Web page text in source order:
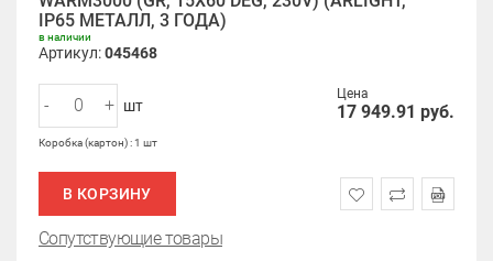
IP65 МЕТАЛЛ, 3 ГОДА)
в наличии
Артикул:045468
Цена
17 949.91 руб.
- + шт
Коробка (картон) : 1 шт
В КОРЗИНУ
Сопутствующие товары